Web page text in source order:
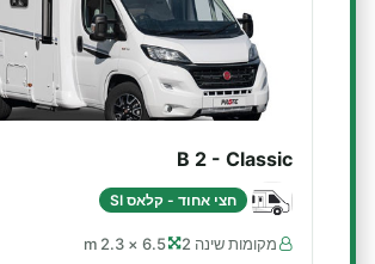
B 2 - Classic
חצי אחוד - קלאס SI
מקומות שינה 2 6.5 × 2.3 m